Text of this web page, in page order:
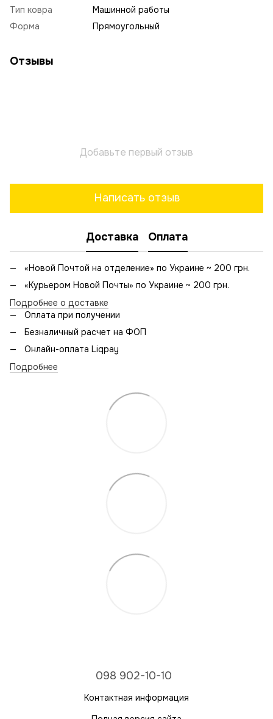
Тип ковра
Машинной работы
Форма
Прямоугольный
Отзывы
Добавьте первый отзыв
Написать отзыв
Доставка Оплата
«Новой Почтой на отделение» по Украине ~ 200 грн.
«Курьером Новой Почты» по Украине ~ 200 грн.
Подробнее о доставке
Оплата при получении
Безналичный расчет на ФОП
Онлайн-оплата Liqpay
Подробнее
098 902-10-10
Контактная информация